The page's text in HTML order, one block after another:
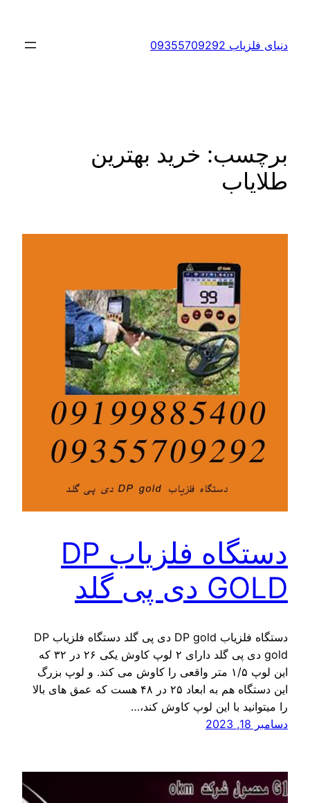
محتوادنیای فلزیاب 09355709292
برچسب: خرید بهترین
طلایاب
دستگاه فلزیاب DP
GOLD دی پی گلد
دستگاه فلزیاب DP gold دی پی گلد دستگاه فلزیاب DP
gold دی پی گلد دارای ۲ لوپ کاوش یکی ۲۶ در ۳۲ که
این لوپ ۱/۵ متر واقعی را کاوش می کند. و لوپ بزرگ
این دستگاه هم به ابعاد ۲۵ در ۴۸ هست که عمق های بالا
را میتوانید با این لوپ کاوش کند،…
دسامبر 18, 2023